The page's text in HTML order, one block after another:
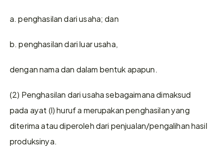
a. penghasilan dari usaha; dan
b. penghasilan dari luar usaha,
dengan nama dan dalam bentuk apapun.
(2) Penghasilan dari usaha sebagaimana dimaksud
pada ayat (l) huruf a merupakan penghasilan yang
diterima atau diperoleh dari penjualan/pengalihan hasil
produksinya.